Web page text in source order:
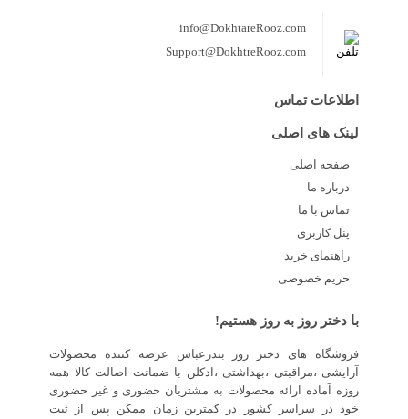
info@DokhtareRooz.com
Support@DokhtreRooz.com
اطلاعات تماس
لینک های اصلی
صفحه اصلی
درباره ما
تماس با ما
پنل کاربری
راهنمای خرید
حریم خصوصی
با دختر روز به روز هستیم!
فروشگاه های دختر روز بندرعباس عرضه کننده محصولات
آرایشی ،مراقبتی ،بهداشتی ،ادکلن با ضمانت اصالت کالا همه
روزه آماده ارائه محصولات به مشتریان حضوری و غیر حضوری
خود در سراسر کشور در کمترین زمان ممکن پس از ثبت